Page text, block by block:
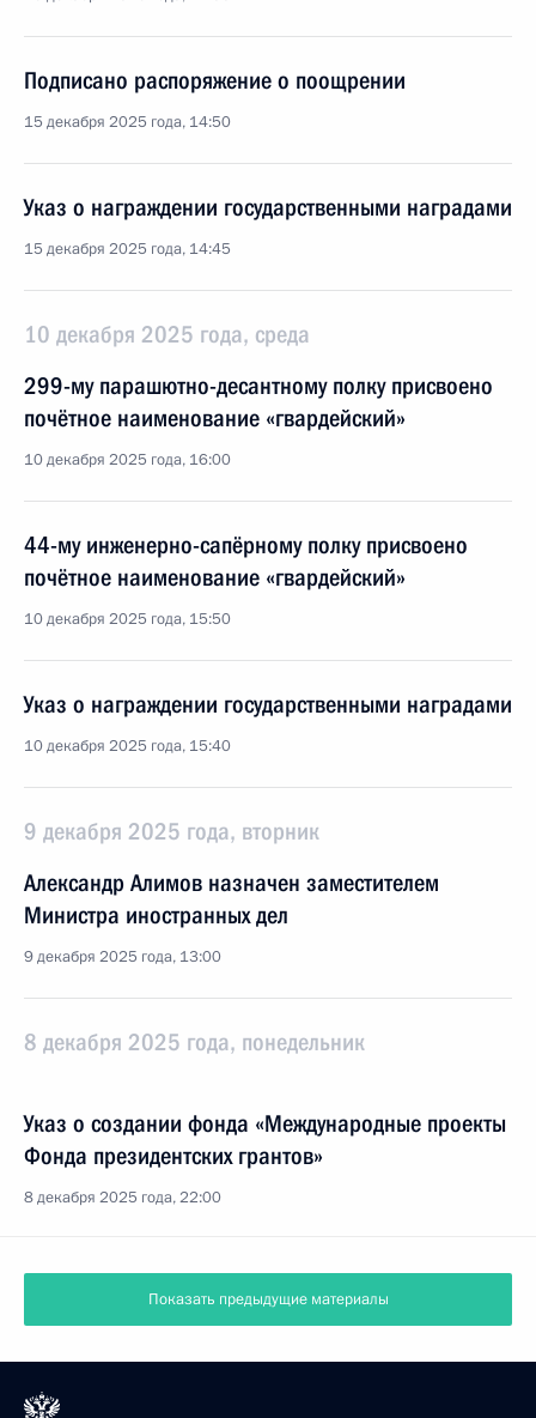
Подписано распоряжение о поощрении
15 декабря 2025 года, 14:50
Указ о награждении государственными наградами
15 декабря 2025 года, 14:45
10 декабря 2025 года, среда
299-му парашютно-десантному полку присвоено
почётное наименование «гвардейский»
10 декабря 2025 года, 16:00
44-му инженерно-сапёрному полку присвоено
почётное наименование «гвардейский»
10 декабря 2025 года, 15:50
Указ о награждении государственными наградами
10 декабря 2025 года, 15:40
9 декабря 2025 года, вторник
Александр Алимов назначен заместителем
Министра иностранных дел
9 декабря 2025 года, 13:00
8 декабря 2025 года, понедельник
Указ о создании фонда «Международные проекты
Фонда президентских грантов»
8 декабря 2025 года, 22:00
Показать предыдущие материалы